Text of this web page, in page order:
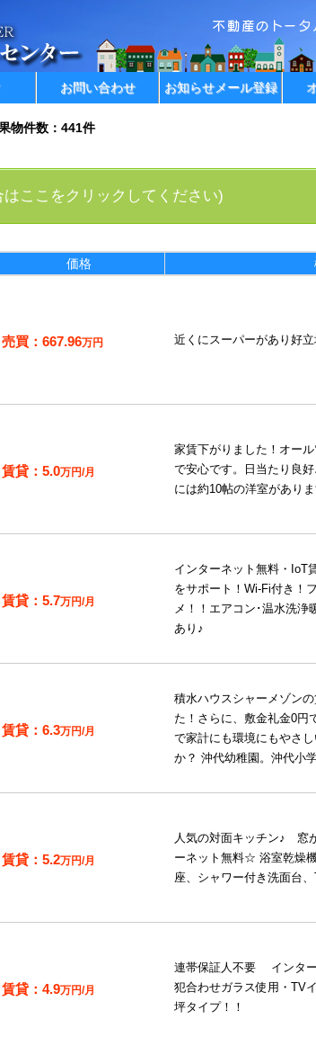
お問い合わせ お知らせメール登録
物件数：441件
ここをクリックしてください)
価格
667.96万円 近くにスーパーがあり好立
5.0万円/月
家賃下がりました！オー
で安心です。日当たり良
には約10帖の洋室がありま
5.7万円/月
インターネット無料・IoT
をサポート！Wi-Fi付き！
メ！！エアコン･温水洗浄
あり♪
6.3万円/月
積水ハウスシャーメゾン
た！さらに、敷金礼金0円
で家計にも環境にもやさ
か？ 沖代幼稚園。沖代小
5.2万円/月
人気の対面キッチン♪ 窓
ーネット無料☆ 浴室乾燥
座、シャワー付き洗面台
4.9万円/月
連帯保証人不要 インタ
犯合わせガラス使用・TV
坪タイプ！！